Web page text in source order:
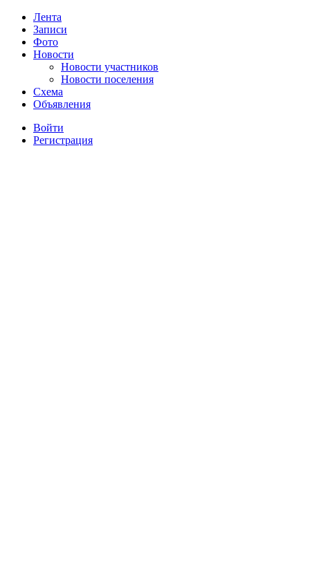
Лента
Записи
Фото
Новости
Новости участников
Новости поселения
Схема
Объявления
Войти
Регистрация